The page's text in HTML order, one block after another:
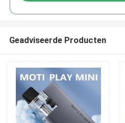
Geadviseerde Producten